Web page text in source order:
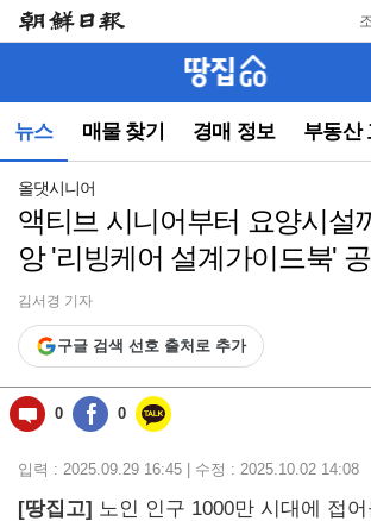
뉴스 매물 찾기 경매 정보 부동산
뉴
(컨
동)
올댓시니어
액티브 시니어부터 요양시설
앙 '리빙케어 설계가이드북'
김서경 기자
구글 검색 선호 출처로 추가
0 0
입력 : 2025.09.29 16:45 | 수정 : 2025.10.02 14:08
[땅집고] 노인 인구 1000만 시대에 접